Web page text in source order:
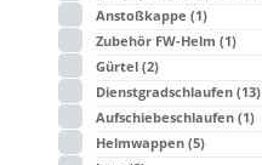
Anstoßkappe (1)
Zubehör FW-Helm (1)
Gürtel (2)
Dienstgradschlaufen (13)
Aufschiebeschlaufen (1)
Helmwappen (5)